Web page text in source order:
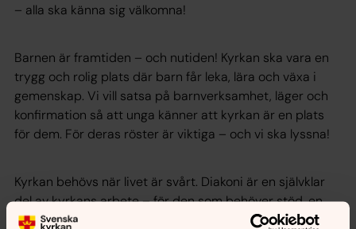
– alla ska känna sig välkomna!
Barnen är framtiden – och nutiden! Kyrkan ska vara en
trygg och rolig plats där barn får leka, lära och växa i
gemenskap. Vi vill satsa på barnverksamhet, läger och
konfirmation så att unga känner att kyrkan är en plats
för dem. För deras röster är viktiga – och vi ska lyssna!
Kyrkan behövs när livet är svårt. Diakoni är en självklar
del av kyrkans arbete – för den som behöver stöd, en
pratstund eller någon som bryr sig. Kyrkan ska också